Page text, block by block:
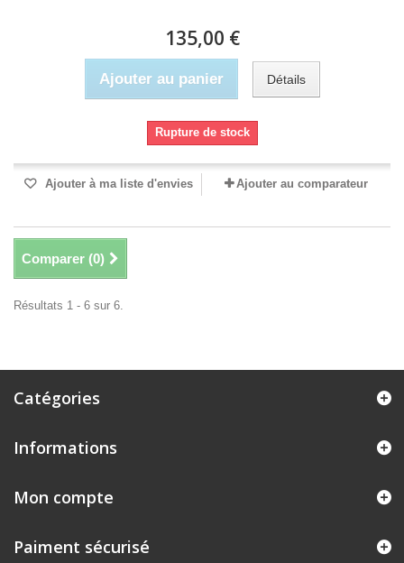
135,00 €
Ajouter au panier Détails
Rupture de stock
Ajouter à ma liste d'envies Ajouter au comparateur
Comparer (0)
Résultats 1 - 6 sur 6.
Catégories
Informations
Mon compte
Paiment sécurisé